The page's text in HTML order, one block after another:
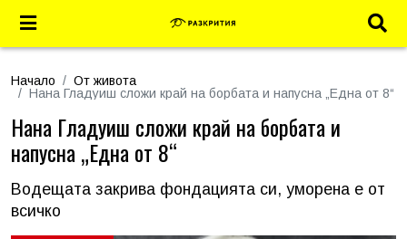
Начало
От живота
Нана Гладуиш сложи край на борбата и напусна „Една от 8“
Нана Гладуиш сложи край на борбата и
напусна „Една от 8“
Водещата закрива фондацията си, уморена е от
всичко